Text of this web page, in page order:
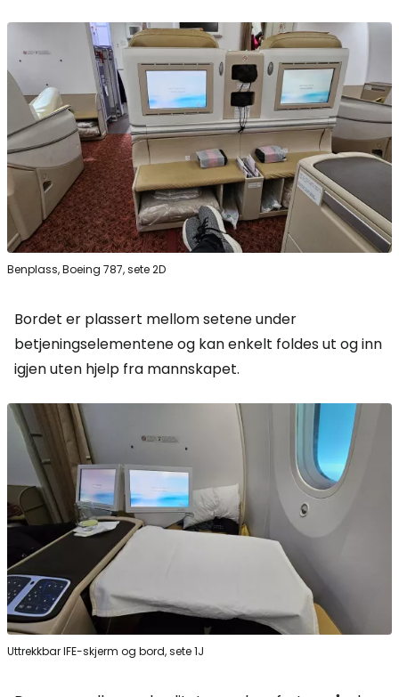
Benplass, Boeing 787, sete 2D
Bordet er plassert mellom setene under
betjeningselementene og kan enkelt foldes ut og inn
igjen uten hjelp fra mannskapet.
Uttrekkbar IFE-skjerm og bord, sete 1J